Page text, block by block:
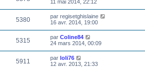
11 mai 2014, 22:12
5380 par regisetghislaine
16 avr. 2014, 19:00
5315 par Coline84
24 mars 2014, 00:09
5911 par loli76
12 avr. 2013, 21:33